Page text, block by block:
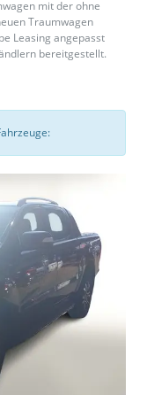
mit der ohne
Traumwagen
Leasing angepasst
bereitgestellt.